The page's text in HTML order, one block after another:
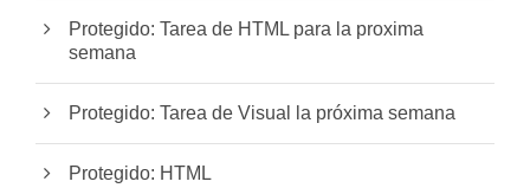
Protegido: Tarea de HTML para la proxima
semana
Protegido: Tarea de Visual la próxima semana
Protegido: HTML